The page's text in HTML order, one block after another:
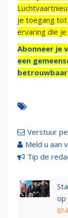
je toegang tot
ervaring die
Abonneer je
een
Verstuur
Meld u aan
Tip de
op
07-